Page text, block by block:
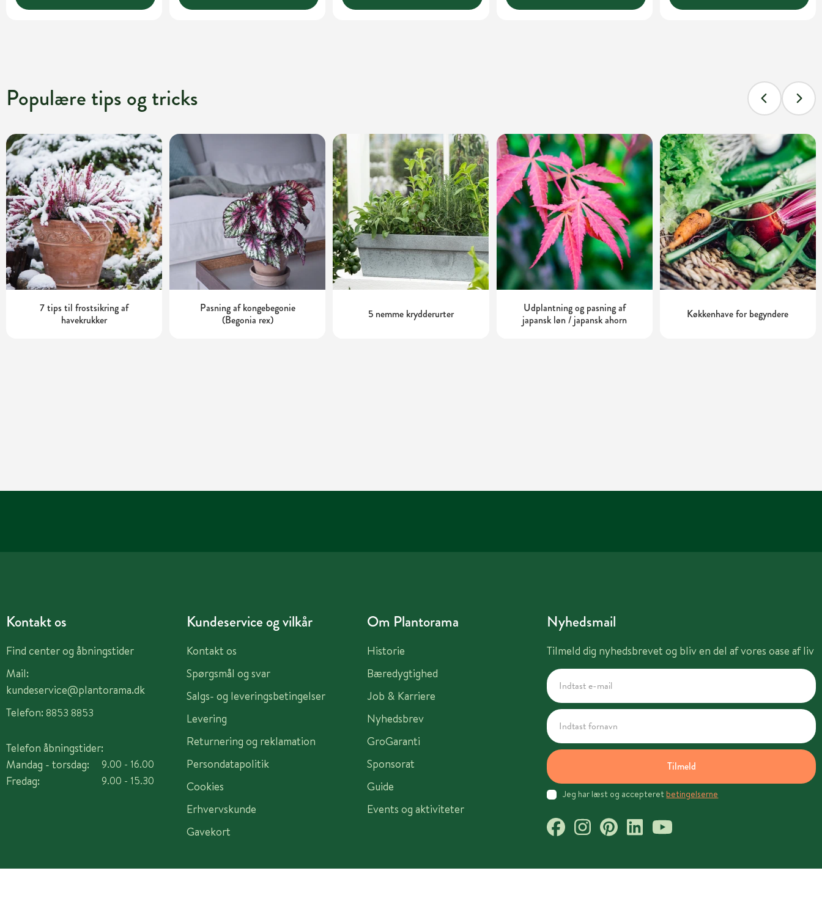
Populære tips og tricks
7 tips til frostsikring af
havekrukker
Pasning af kongebegonie
(Begonia rex)
5 nemme krydderurter
Udplantning og pasning af
japansk løn / japansk ahorn
Køkkenhave for begyndere
Kontakt os
Find center og åbningstider
Mail:
kundeservice@plantorama.dk
Telefon: 8853 8853
Telefon åbningstider:
Mandag - torsdag:
Fredag:
9.00 - 16.00
9.00 - 15.30
Kundeservice og vilkår
Kontakt os
Spørgsmål og svar
Salgs- og leveringsbetingelser
Levering
Returnering og reklamation
Persondatapolitik
Cookies
Erhvervskunde
Gavekort
Om Plantorama
Historie
Bæredygtighed
Job & Karriere
Nyhedsbrev
GroGaranti
Sponsorat
Guide
Events og aktiviteter
Nyhedsmail
Tilmeld dig nyhedsbrevet og bliv en del af vores oase af liv
Tilmeld
Jeg har læst og accepteret betingelserne